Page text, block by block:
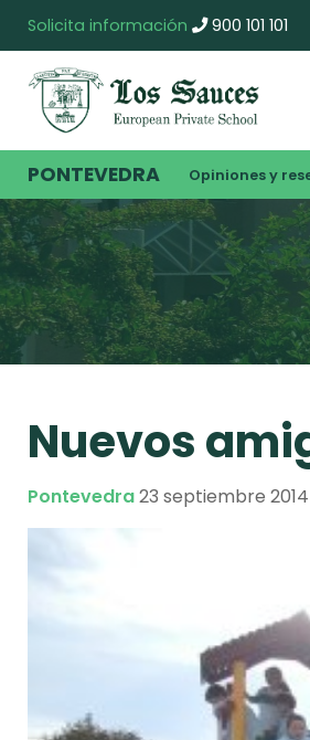
Solicita información 900 101 101
PONTEVEDRA Opiniones y
Nuevos
Pontevedra23 septiembre 2014